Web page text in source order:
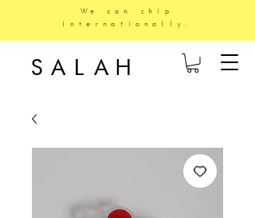
We can ship
internationally.
SALAH